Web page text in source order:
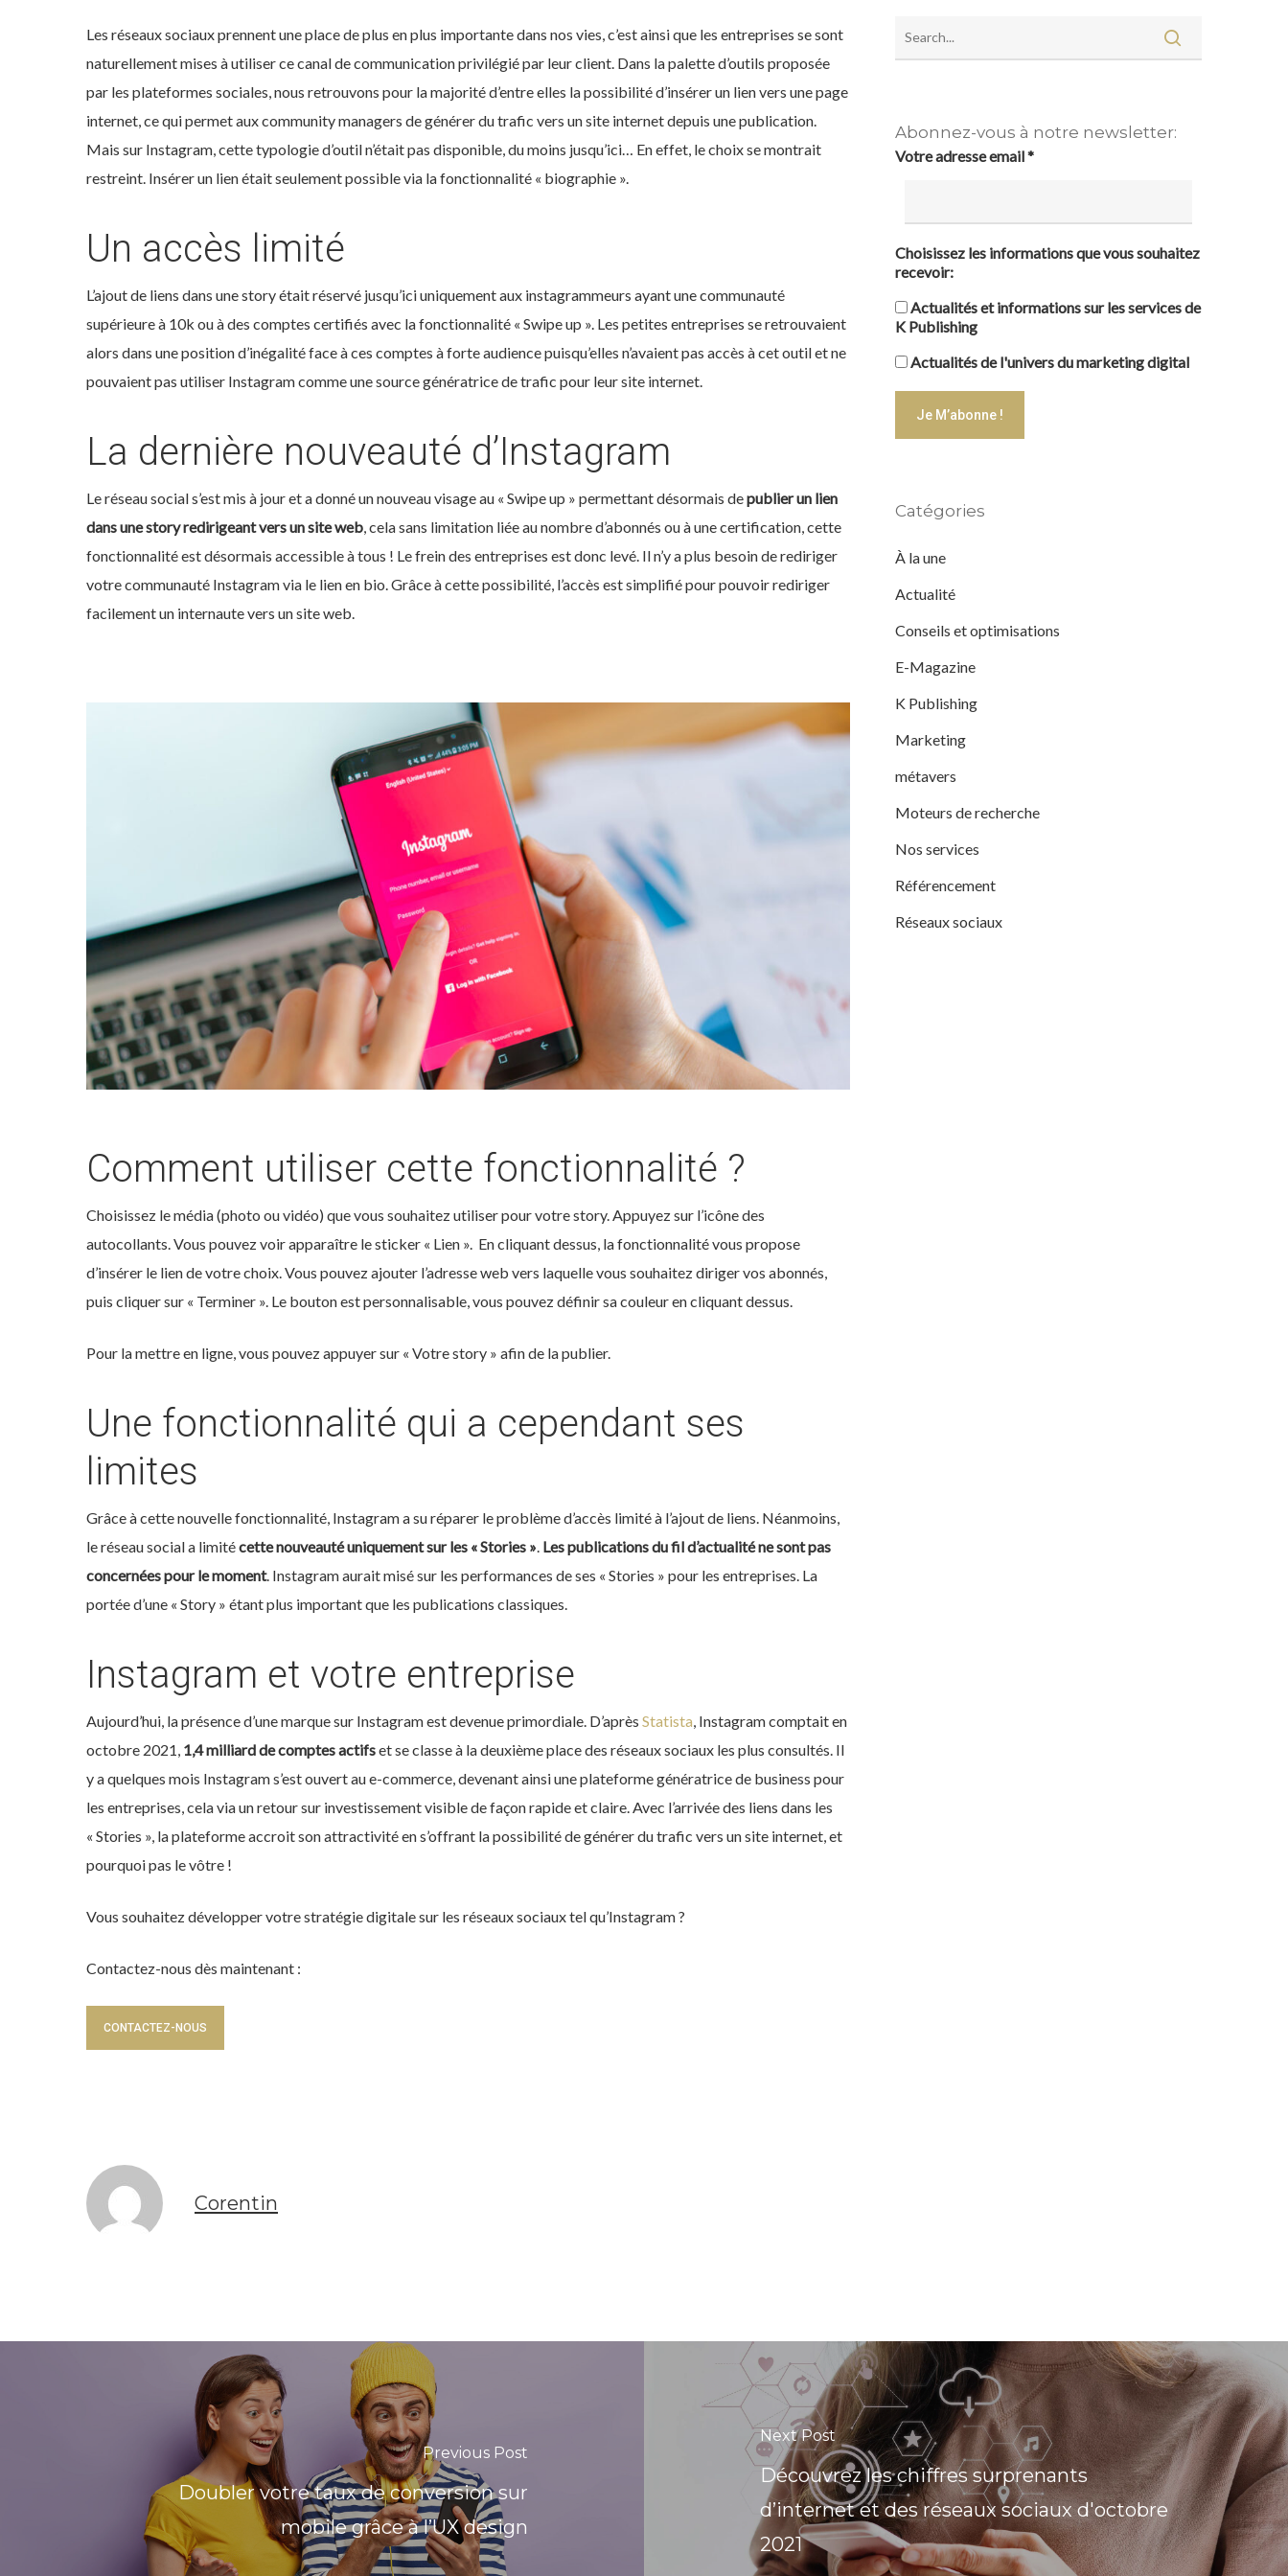
Les réseaux sociaux prennent une place de plus en plus importante dans nos vies, c’est ainsi que les entreprises se sont
naturellement mises à utiliser ce canal de communication privilégié par leur client. Dans la palette d’outils proposée
par les plateformes sociales, nous retrouvons pour la majorité d’entre elles la possibilité d’insérer un lien vers une page
internet, ce qui permet aux community managers de générer du trafic vers un site internet depuis une publication.
Mais sur Instagram, cette typologie d’outil n’était pas disponible, du moins jusqu’ici… En effet, le choix se montrait
restreint. Insérer un lien était seulement possible via la fonctionnalité « biographie ».
Un accès limité
L’ajout de liens dans une story était réservé jusqu’ici uniquement aux instagrammeurs ayant une communauté
supérieure à 10k ou à des comptes certifiés avec la fonctionnalité « Swipe up ». Les petites entreprises se retrouvaient
alors dans une position d’inégalité face à ces comptes à forte audience puisqu’elles n’avaient pas accès à cet outil et ne
pouvaient pas utiliser Instagram comme une source génératrice de trafic pour leur site internet.
La dernière nouveauté d’Instagram
Le réseau social s’est mis à jour et a donné un nouveau visage au « Swipe up » permettant désormais depublier un lien
dans une story redirigeant vers un site web, cela sans limitation liée au nombre d’abonnés ou à une certification, cette
fonctionnalité est désormais accessible à tous ! Le frein des entreprises est donc levé. Il n’y a plus besoin de rediriger
votre communauté Instagram via le lien en bio. Grâce à cette possibilité, l’accès est simplifié pour pouvoir rediriger
facilement un internaute vers un site web.
Comment utiliser cette fonctionnalité ?
Choisissez le média (photo ou vidéo) que vous souhaitez utiliser pour votre story. Appuyez sur l’icône des
autocollants. Vous pouvez voir apparaître le sticker « Lien ». En cliquant dessus, la fonctionnalité vous propose
d’insérer le lien de votre choix. Vous pouvez ajouter l’adresse web vers laquelle vous souhaitez diriger vos abonnés,
puis cliquer sur « Terminer ». Le bouton est personnalisable, vous pouvez définir sa couleur en cliquant dessus.
Pour la mettre en ligne, vous pouvez appuyer sur « Votre story » afin de la publier.
Une fonctionnalité qui a cependant ses
limites
Grâce à cette nouvelle fonctionnalité, Instagram a su réparer le problème d’accès limité à l’ajout de liens. Néanmoins,
le réseau social a limitécette nouveauté uniquement sur les « Stories ». Les publications du fil d’actualité ne sont pas
concernées pour le moment. Instagram aurait misé sur les performances de ses « Stories » pour les entreprises. La
portée d’une « Story » étant plus important que les publications classiques.
Instagram et votre entreprise
Aujourd’hui, la présence d’une marque sur Instagram est devenue primordiale. D’après Statista, Instagram comptait en
octobre 2021, 1,4 milliard de comptes actifset se classe à la deuxième place des réseaux sociaux les plus consultés. Il
y a quelques mois Instagram s’est ouvert au e-commerce, devenant ainsi une plateforme génératrice de business pour
les entreprises, cela via un retour sur investissement visible de façon rapide et claire. Avec l’arrivée des liens dans les
« Stories », la plateforme accroit son attractivité en s’offrant la possibilité de générer du trafic vers un site internet, et
pourquoi pas le vôtre !
Vous souhaitez développer votre stratégie digitale sur les réseaux sociaux tel qu’Instagram ?
Contactez-nous dès maintenant :
CONTACTEZ-NOUS
Corentin
Abonnez-vous à notre newsletter:
Votre adresse email*
Choisissez les informations que vous souhaitez
recevoir:
Actualités et informations sur les services de
K Publishing
Actualités de l'univers du marketing digital
Catégories
À la une
Actualité
Conseils et optimisations
E-Magazine
K Publishing
Marketing
métavers
Moteurs de recherche
Nos services
Référencement
Réseaux sociaux
Previous Post
Doubler votre taux de conversion sur
mobile grâce à l’UX design
Next Post
Découvrez les chiffres surprenants
d’internet et des réseaux sociaux d'octobre
2021